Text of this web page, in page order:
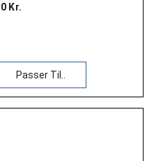
Kr.
Passer Til..